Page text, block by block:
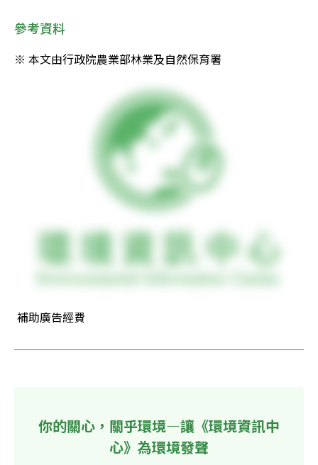
參考資料
※ 本文由行政院農業部林業及自然保育署
補助廣告經費
你的關心，關乎環境—讓《環境資訊中
心》為環境發聲